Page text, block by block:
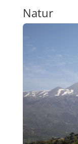
Natur